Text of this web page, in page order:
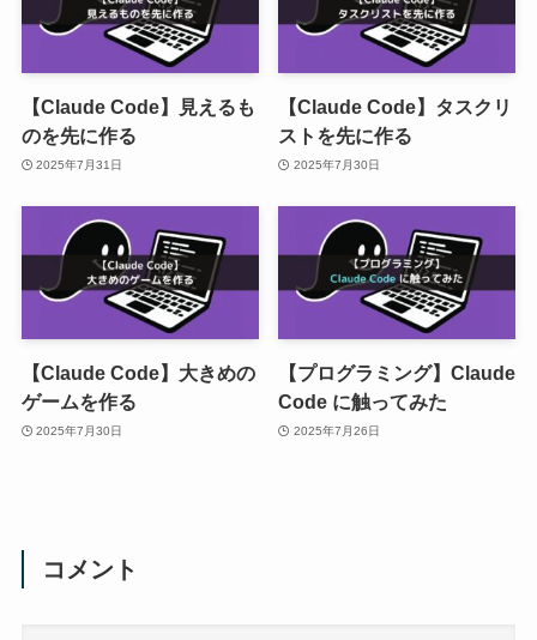
【Claude Code】見えるも
のを先に作る
2025年7月31日
【Claude Code】タスクリ
ストを先に作る
2025年7月30日
【Claude Code】大きめの
ゲームを作る
2025年7月30日
【プログラミング】Claude
Code に触ってみた
2025年7月26日
コメント